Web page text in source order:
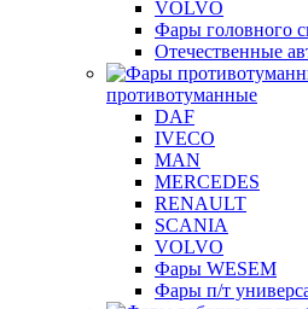
VOLVO
Фары головного
Отечественные
противотуманные
DAF
IVECO
MAN
MERCEDES
RENAULT
SCANIA
VOLVO
Фары WESEM
Фары п/т